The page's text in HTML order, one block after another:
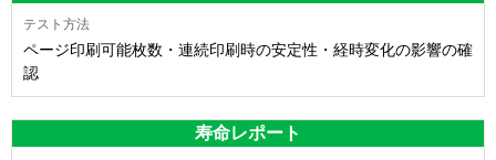
ページ印刷可能枚数・連続印刷時の安定性・経時変化の影響の確
認
寿命レポート